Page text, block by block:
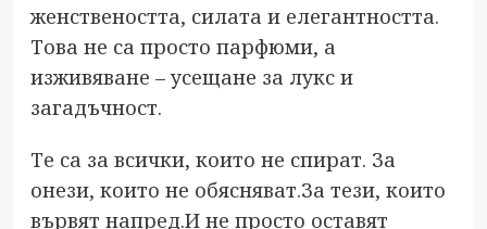
женствеността, силата и елегантността.
Това не са просто парфюми, а
изживяване – усещане за лукс и
загадъчност.
Те са за всички, които не спират. За
онези, които не обясняват.За тези, които
вървят напред.И не просто оставят